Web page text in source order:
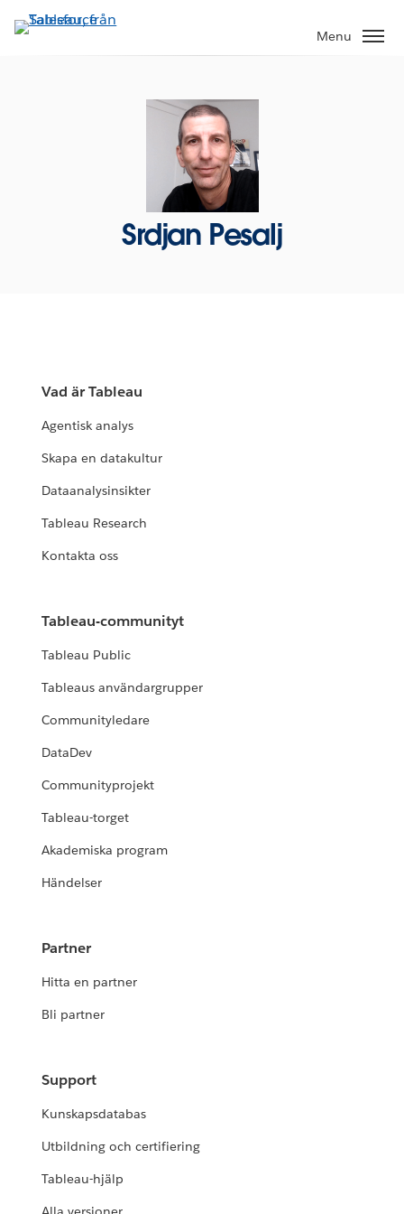
vidare
Menu
Srdjan Pesalj
Vad är Tableau
Agentisk analys
Skapa en datakultur
Dataanalysinsikter
Tableau Research
Kontakta oss
Tableau-communityt
Tableau Public
Tableaus användargrupper
Communityledare
DataDev
Communityprojekt
Tableau-torget
Akademiska program
Händelser
Partner
Hitta en partner
Bli partner
Support
Kunskapsdatabas
Utbildning och certifiering
Tableau-hjälp